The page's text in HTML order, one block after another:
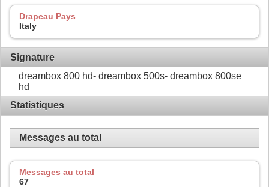
Drapeau Pays
Italy
Signature
dreambox 800 hd- dreambox 500s- dreambox 800se
hd
Statistiques
Messages au total
Messages au total
67